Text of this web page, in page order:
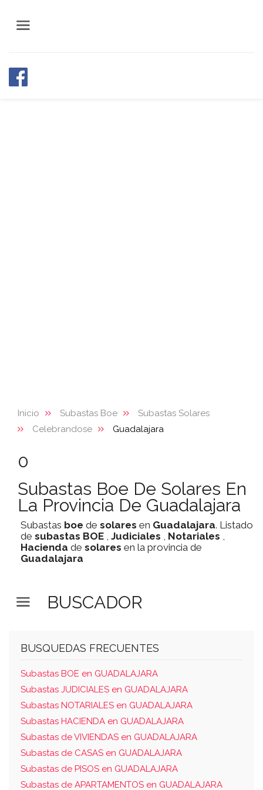
Inicio Subastas Boe
Subastas Solares
Celebrandose
Guadalajara
0
Subastas Boe De Solares En
La Provincia De Guadalajara
Subastas boe de solares en Guadalajara. Listado
de subastas BOE , Judiciales , Notariales ,
Hacienda de solares en la provincia de
Guadalajara
BUSCADOR
BUSQUEDAS FRECUENTES
Subastas BOE en GUADALAJARA
Subastas JUDICIALES en GUADALAJARA
Subastas NOTARIALES en GUADALAJARA
Subastas HACIENDA en GUADALAJARA
Subastas de VIVIENDAS en GUADALAJARA
Subastas de CASAS en GUADALAJARA
Subastas de PISOS en GUADALAJARA
Subastas de APARTAMENTOS en GUADALAJARA